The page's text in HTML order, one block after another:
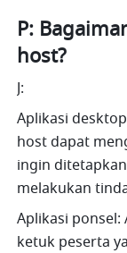
P:
host?
J:
Aplikasi
host dapat
ingin
melakukan
Aplikasi
ketuk peserta